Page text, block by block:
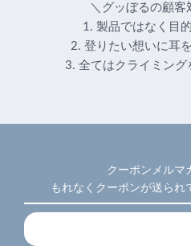
＼グッぼるの顧客
1. 製品ではなく目
2. 登りたい想いに耳
3. 全てはクライミング
クーポンメルマ
もれなくクーポンが送られ